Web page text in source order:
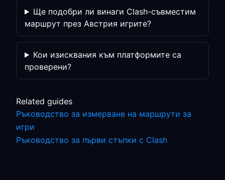
Ще подобри ли винаги Clash-съвместим
маршрут през Австрия игрите?
Кои изисквания към платформите са
проверени?
Related guides
Ръководство за измерване на маршрути за
игри
Ръководство за първи стъпки с Clash